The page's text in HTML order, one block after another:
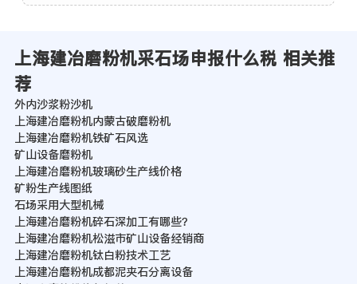
上海建冶磨粉机采石场申报什么税 相关推
荐
外内沙浆粉沙机
上海建冶磨粉机内蒙古破磨粉机
上海建冶磨粉机铁矿石风选
矿山设备磨粉机
上海建冶磨粉机玻璃砂生产线价格
矿粉生产线图纸
石场采用大型机械
上海建冶磨粉机碎石深加工有哪些？
上海建冶磨粉机松滋市矿山设备经销商
上海建冶磨粉机钛白粉技术工艺
上海建冶磨粉机成都泥夹石分离设备